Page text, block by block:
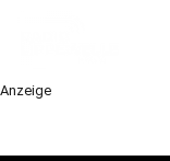
Anzeige